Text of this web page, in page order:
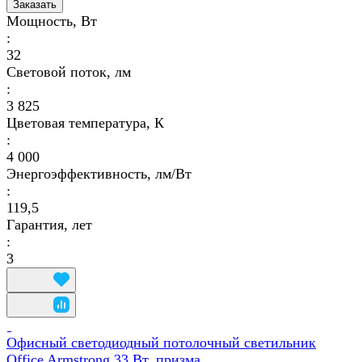
Заказать
Мощность, Вт
:
32
Световой поток, лм
:
3 825
Цветовая температура, К
:
4 000
Энергоэффективность, лм/Вт
:
119,5
Гарантия, лет
:
3
Офисный светодиодный потолочный светильник